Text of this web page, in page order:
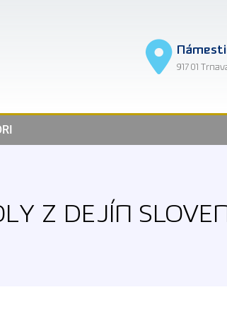
917 01
Z DEJÍN